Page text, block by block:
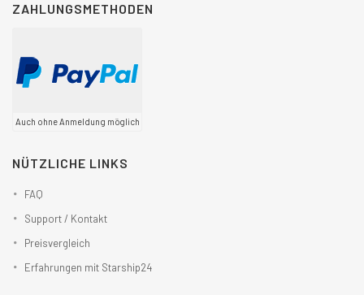
ZAHLUNGSMETHODEN
Auch ohne Anmeldung möglich
NÜTZLICHE LINKS
FAQ
Support / Kontakt
Preisvergleich
Erfahrungen mit Starship24